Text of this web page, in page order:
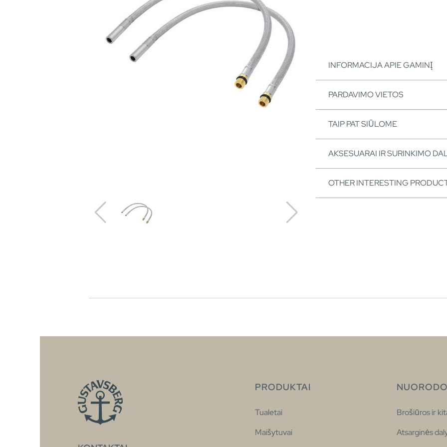
INFORMACIJA APIE GAMINĮ
PARDAVIMO VIETOS
TAIP PAT SIŪLOME
AKSESUARAI IR SURINKIMO
OTHER INTERESTING
PRODUKTAI
Tualetai
Maišytuvai
Brošiūros ir
Atsarginės